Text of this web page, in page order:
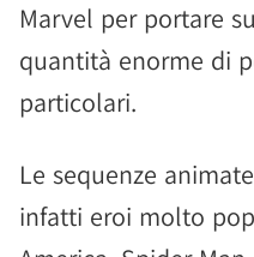
Marvel per portare
quantità enorme di
particolari.
Le sequenze
infatti eroi molto